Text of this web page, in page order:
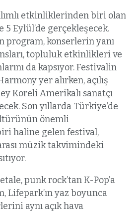
etkinliklerinden biri olan
5 Eylül’de gerçekleşecek.
program, konserlerin yanı
topluluk etkinlikleri ve
da kapsıyor. Festivalin
yer alırken, açılış
Koreli Amerikalı sanatçı
Son yıllarda Türkiye’de
önemli
haline gelen festival,
müzik takvimindeki
punk rock’tan K-Pop’a
Lifepark’ın yaz boyunca
aynı açık hava